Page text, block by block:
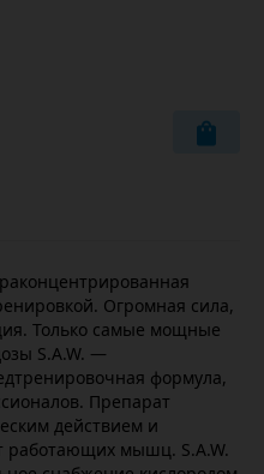
Огромная сила,
Только самые мощные
S.A.W. —
формула,
Препарат
действием и
работающих мышц. S.A.W.